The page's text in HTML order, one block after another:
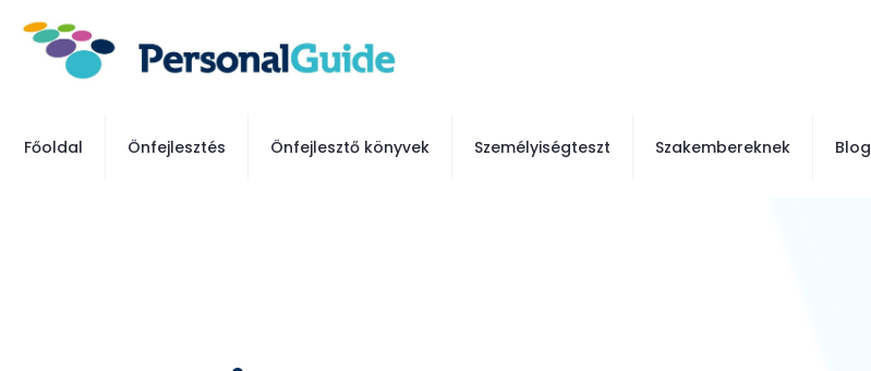
Főoldal Önfejlesztés Önfejlesztő könyvek Személyiségteszt Szakembereknek Blog